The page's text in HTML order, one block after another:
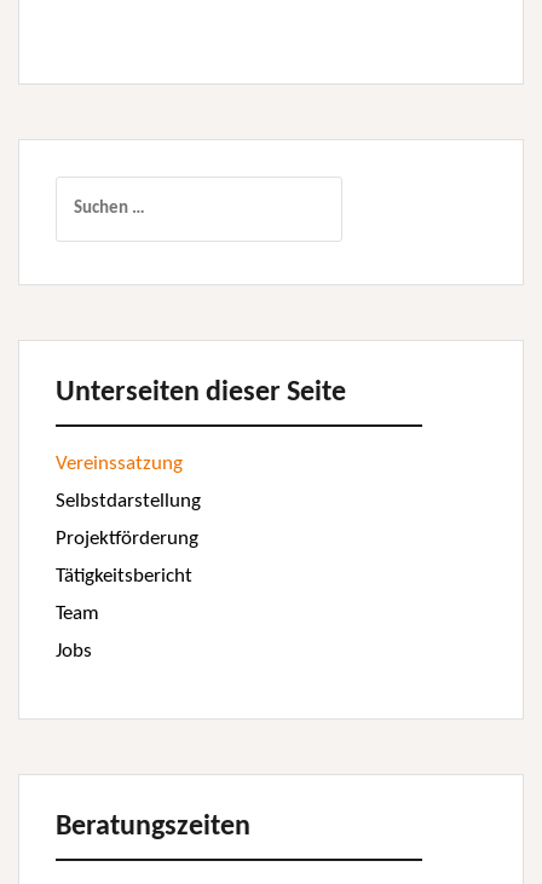
Unterseiten dieser Seite
Vereinssatzung
Selbstdarstellung
Projektförderung
Tätigkeitsbericht
Team
Jobs
Beratungszeiten